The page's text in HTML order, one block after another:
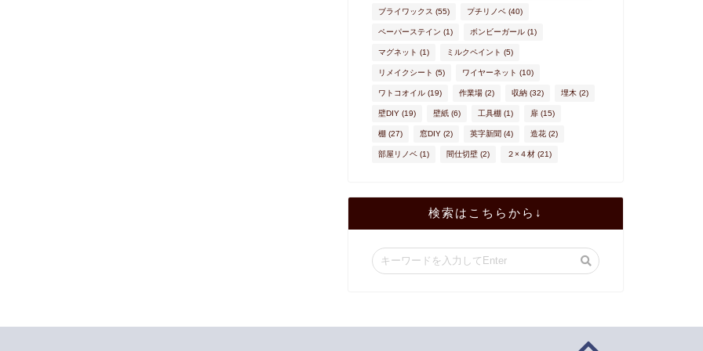
ブライワックス (55) プチリノベ(40)
ペーパーステイン (1) ボンビーガール(1)
マグネット (1) ミルクペイント (5)
リメイクシート (5) ワイヤーネット (10)
ワトコオイル(19) 作業場(2) 収納(32) 埋木(2)
壁DIY(19) 壁紙(6) 工具棚(1) 扉(15)
棚(27) 窓DIY(2) 英字新聞 (4) 造花(2)
部屋リノベ(1) 間仕切壁(2) ２×４材(21)
検索はこちらから↓